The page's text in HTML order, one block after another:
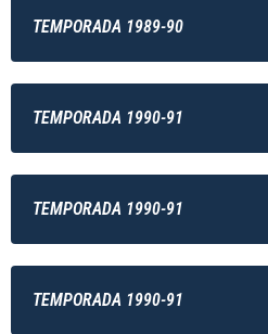
TEMPORADA 1989-90
TEMPORADA 1990-91
TEMPORADA 1990-91
TEMPORADA 1990-91